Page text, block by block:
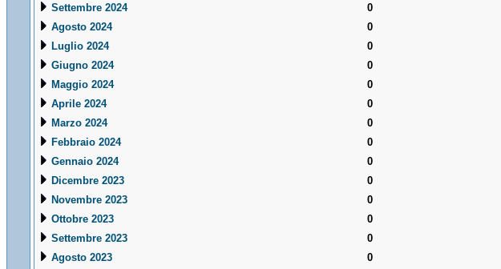
Settembre 2024
0
Agosto 2024
0
Luglio 2024
0
Giugno 2024
0
Maggio 2024
0
Aprile 2024
0
Marzo 2024
0
Febbraio 2024
0
Gennaio 2024
0
Dicembre 2023
0
Novembre 2023
0
Ottobre 2023
0
Settembre 2023
0
Agosto 2023
0